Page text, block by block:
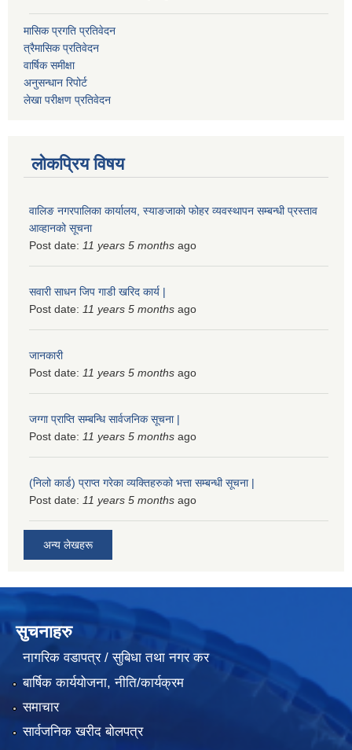
मासिक प्रगति प्रतिवेदन
त्रैमासिक प्रतिवेदन
वार्षिक समीक्षा
अनुसन्धान रिपोर्ट
लेखा परीक्षण प्रतिवेदन
लोकप्रिय विषय
वालिङ नगरपालिका कार्यालय, स्याङजाको फोहर व्यवस्थापन सम्बन्धी प्रस्ताव
आव्हानको सूचना
Post date: 11 years 5 months ago
सवारी साधन जिप गाडी खरिद कार्य |
Post date: 11 years 5 months ago
जानकारी
Post date: 11 years 5 months ago
जग्गा प्राप्ति सम्बन्धि सार्वजनिक सूचना |
Post date: 11 years 5 months ago
(निलो कार्ड) प्राप्त गरेका व्यक्तिहरुको भत्ता सम्बन्धी सूचना |
Post date: 11 years 5 months ago
अन्य लेखहरू
सुचनाहरु
नागरिक वडापत्र / सुबिधा तथा नगर कर
बार्षिक कार्ययोजना, नीति/कार्यक्रम
समाचार
सार्वजनिक खरीद बोलपत्र